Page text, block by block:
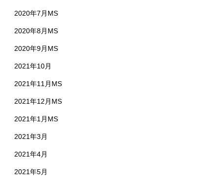
2020年7月MS
2020年8月MS
2020年9月MS
2021年10月
2021年11月MS
2021年12月MS
2021年1月MS
2021年3月
2021年4月
2021年5月